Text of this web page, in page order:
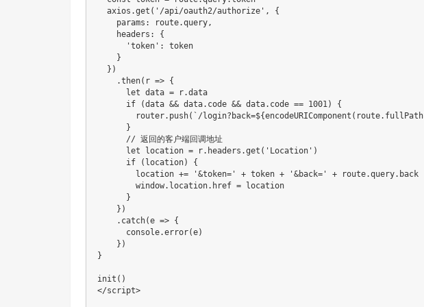
  axios
.get ( '/api/oauth2/authorize' ,
{
    params
: route.query,
    headers
:
{
'token' :
token
}
} )
.then( r => {
let data = r.data
if
(data && data. code && data. code == 1001)
{
        router
. push( ` /login?back=${encodeURIComponent ( route. fullPath
}
// 返回的客户端回调地址
let location = r. headers .get ( 'Location' )
if
( location)
{
        location
+= '&token=' + token + '&back=' + route.query. back
        window
. location. href = location
}
} )
. catch(e => {
console.error(e)
} )
}
init ( )
</script>